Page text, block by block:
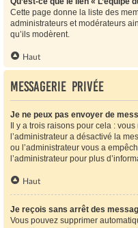
Cette page donne la liste des
administrateurs et modérateurs
qu’ils modèrent.
Haut
Messagerie privée
Je ne peux pas envoyer de
Il y a trois raisons pour cela :
l’administrateur a désactivé la
ou l’administrateur vous a
l’administrateur pour plus
Haut
Je reçois sans arrêt des
Vous pouvez supprimer